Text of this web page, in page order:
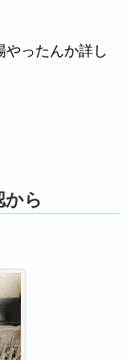
やったんか詳し
から